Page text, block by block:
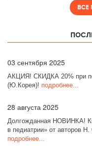
Все
03 сентября 2025
АКЦИЯ! СКИДКА 20% при
(Ю.Корея)! подробнее...
28 августа 2025
Долгожданная НОВИНКА!
в педиатрии» от авторов
подробнее...